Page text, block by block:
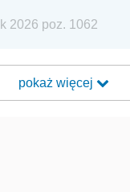
2026 poz. 1062
pokaż więcej